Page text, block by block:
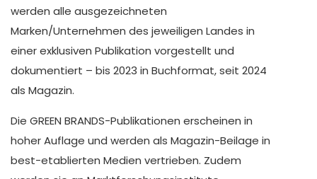
werden alle ausgezeichneten
Marken/Unternehmen des jeweiligen Landes in
einer exklusiven Publikation vorgestellt und
dokumentiert – bis 2023 in Buchformat, seit 2024
als Magazin.
Die GREEN BRANDS-Publikationen erscheinen in
hoher Auflage und werden als Magazin-Beilage in
best-etablierten Medien vertrieben. Zudem